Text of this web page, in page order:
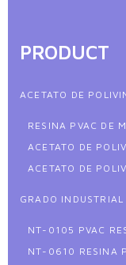
PRODUCT
ACETATO DE
RESINA PVAC DE
ACETATO DE
ACETATO DE
GRADO INDUSTRIAL
NT-0105 PVAC
NT-0610 RESINA